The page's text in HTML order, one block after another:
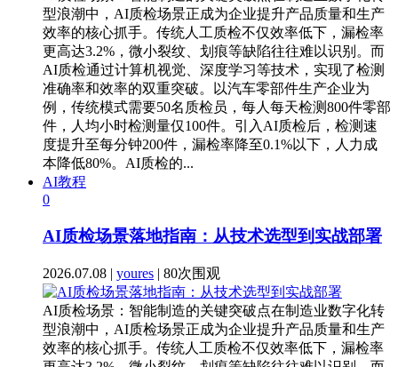
型浪潮中，AI质检场景正成为企业提升产品质量和生产
效率的核心抓手。传统人工质检不仅效率低下，漏检率
更高达3.2%，微小裂纹、划痕等缺陷往往难以识别。而
AI质检通过计算机视觉、深度学习等技术，实现了检测
准确率和效率的双重突破。以汽车零部件生产企业为
例，传统模式需要50名质检员，每人每天检测800件零部
件，人均小时检测量仅100件。引入AI质检后，检测速
度提升至每分钟200件，漏检率降至0.1%以下，人力成
本降低80%。AI质检的...
AI教程
0
AI质检场景落地指南：从技术选型到实战部署
2026.07.08 | youres | 80次围观
AI质检场景：智能制造的关键突破点在制造业数字化转
型浪潮中，AI质检场景正成为企业提升产品质量和生产
效率的核心抓手。传统人工质检不仅效率低下，漏检率